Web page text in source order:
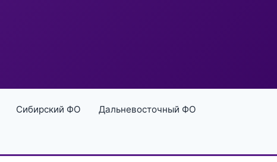
Сибирский ФО Дальневосточный ФО